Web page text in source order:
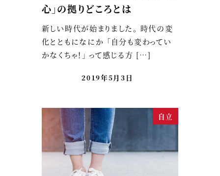
心」の拠りどころとは
新しい時代が始まりました。 時代の変
化とともになにか 「自分も変わってい
かなくちゃ！」 って感じる方 […]
2019年5月3日
自立